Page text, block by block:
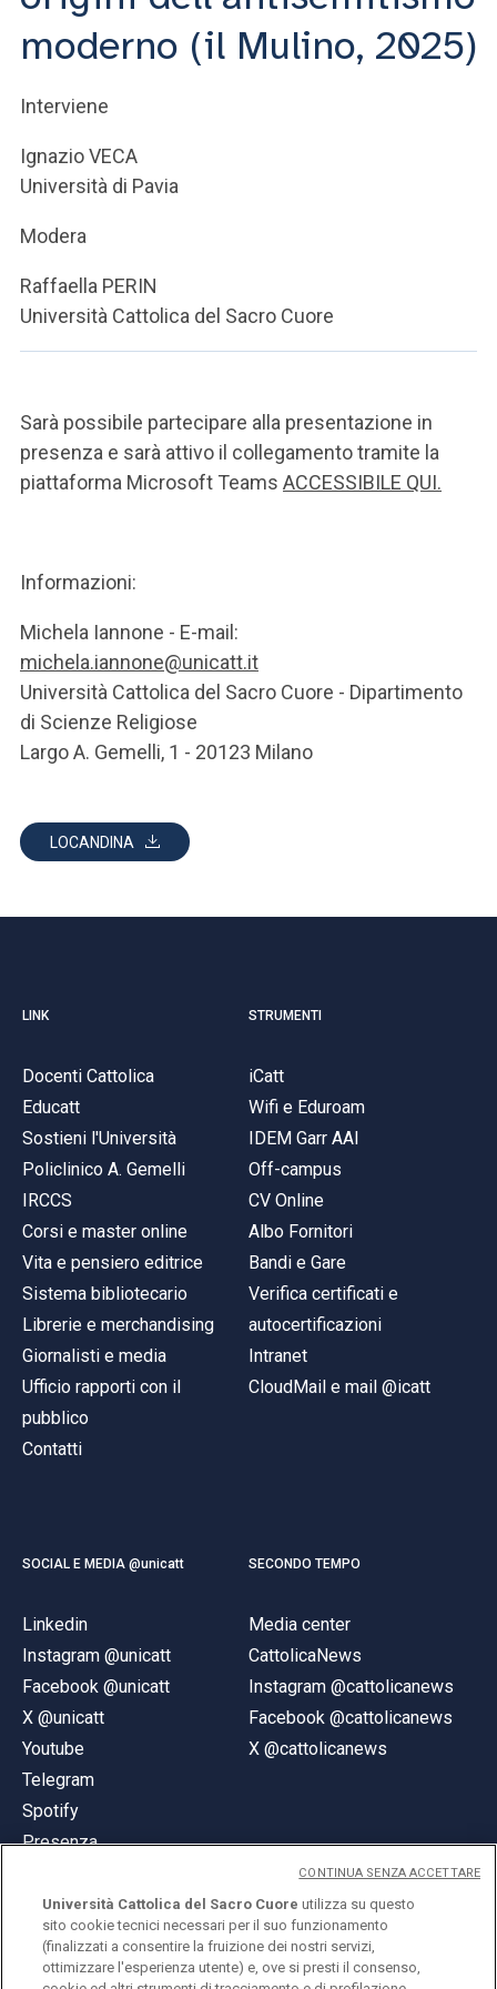
SEI UN DOCENTE O UN MEMBRO DELLO STAFF
ACCEDI A CLOUDMAIL
moderno (il Mulino, 2025)
Interviene
Ignazio VECA
Università di Pavia
Modera
Raffaella PERIN
Università Cattolica del Sacro Cuore
Sarà possibile partecipare alla presentazione in
presenza e sarà attivo il collegamento tramite la
piattaforma Microsoft Teams ACCESSIBILE QUI.
Informazioni:
Michela Iannone - E-mail:
michela.iannone@unicatt.it
Università Cattolica del Sacro Cuore - Dipartimento
di Scienze Religiose
Largo A. Gemelli, 1 - 20123 Milano
LOCANDINA
LINK
Docenti Cattolica
Educatt
Sostieni l'Università
Policlinico A. Gemelli
IRCCS
Corsi e master online
Vita e pensiero editrice
Sistema bibliotecario
Librerie e merchandising
Giornalisti e media
Ufficio rapporti con il
pubblico
Contatti
STRUMENTI
iCatt
Wifi e Eduroam
IDEM Garr AAI
Off-campus
CV Online
Albo Fornitori
Bandi e Gare
Verifica certificati e
autocertificazioni
Intranet
CloudMail e mail @icatt
SOCIAL E MEDIA @unicatt
Linkedin
Instagram @unicatt
Facebook @unicatt
X @unicatt
Youtube
Telegram
Spotify
Presenza
SECONDO TEMPO
Media center
CattolicaNews
Instagram @cattolicanews
Facebook @cattolicanews
X @cattolicanews
© Università Cattolica del Sacro Cuore
Università Cattolica del Sacro Cuore utilizza su questo
sito cookie tecnici necessari per il suo funzionamento
(finalizzati a consentire la fruizione dei nostri servizi,
ottimizzare l'esperienza utente) e, ove si presti il consenso,
CONTINUA SENZA ACCETTARE